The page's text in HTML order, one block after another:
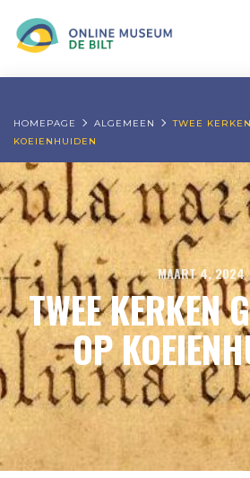
HOMEPAGE ALGEMEEN
TWEE
KOEIENHUIDEN
MAART 4, 2024
TWEE KERKEN
OP